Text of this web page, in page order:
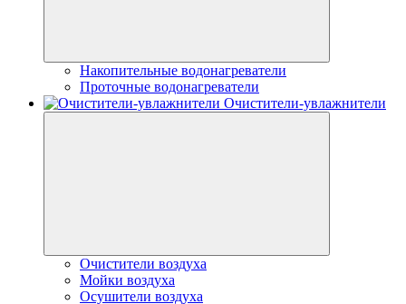
Накопительные водонагреватели
Проточные водонагреватели
Очистители-увлажнители
Очистители воздуха
Мойки воздуха
Осушители воздуха